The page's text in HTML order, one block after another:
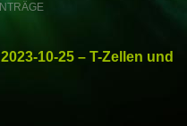
10-25 – T-Zellen und